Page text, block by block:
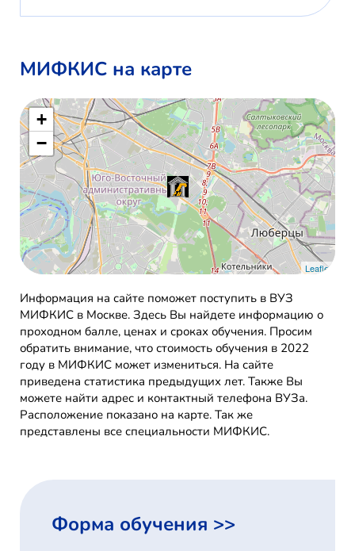
МИФКИС на карте
+
−
Leaflet
Информация на сайте поможет поступить в ВУЗ
МИФКИС в Москве. Здесь Вы найдете информацию о
проходном балле, ценах и сроках обучения. Просим
обратить внимание, что стоимость обучения в 2022
году в МИФКИС может измениться. На сайте
приведена статистика предыдущих лет. Также Вы
можете найти адрес и контактный телефона ВУЗа.
Расположение показано на карте. Так же
представлены все специальности МИФКИС.
Форма обучения >>